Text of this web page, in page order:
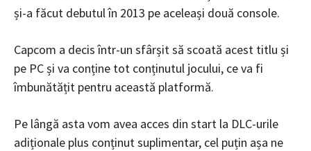
și-a făcut debutul în 2013 pe aceleași două console.
Capcom a decis într-un sfârșit să scoată acest titlu și
pe PC și va conține tot conținutul jocului, ce va fi
îmbunătățit pentru această platformă.
Pe lângă asta vom avea acces din start la DLC-urile
adiționale plus conținut suplimentar, cel puțin așa ne